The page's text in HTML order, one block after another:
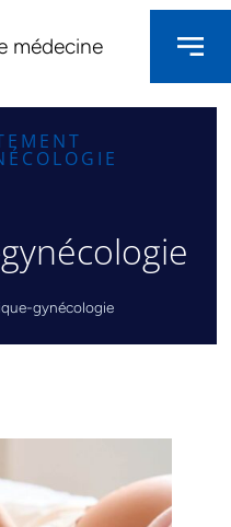
médecine
gynécologie